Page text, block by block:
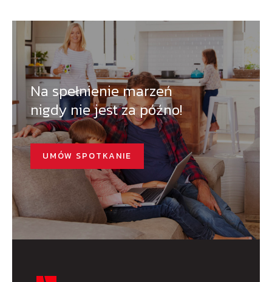
Na spełnienie marzeń
nigdy nie jest za późno!
UMÓW SPOTKANIE